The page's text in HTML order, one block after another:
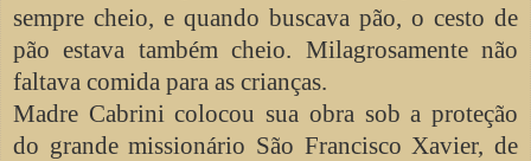
sempre cheio, e quando buscava pão, o cesto de
pão estava também cheio. Milagrosamente não
faltava comida para as crianças.
Madre Cabrini colocou sua obra sob a proteção
do grande missionário São Francisco Xavier, de